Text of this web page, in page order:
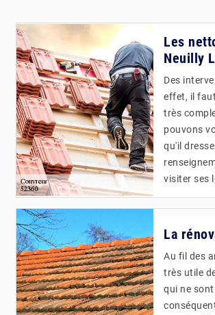
Les
Neuilly
Des
effet, il
très
pouvons
qu'il
visiter ses
La
Au fil des
très utile
qui ne